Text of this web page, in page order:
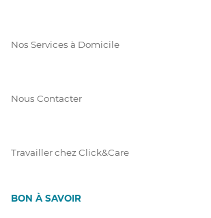
Nos Services à Domicile
Nous Contacter
Travailler chez Click&Care
BON À SAVOIR